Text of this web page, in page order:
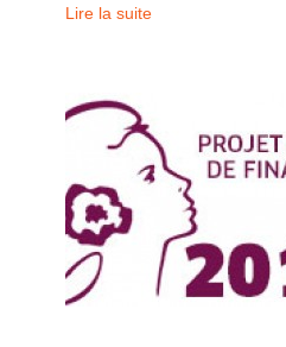
Lire la suite